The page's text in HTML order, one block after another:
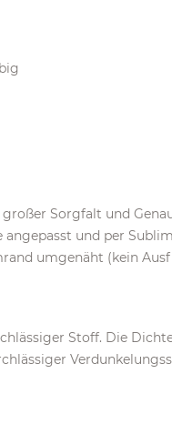
Sorgfalt und
und per
umgenäht (kein
Stoff. Die